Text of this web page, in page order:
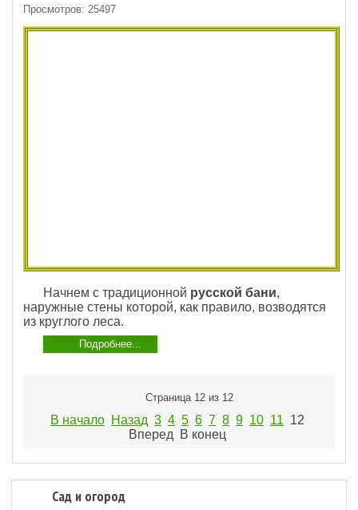
Просмотров: 25497
Начнем с традиционной русской бани,
наружные стены которой, как правило, возводятся
из круглого леса.
Подробнее...
Страница 12 из 12
В начало Назад 3 4 5 6 7 8 9 10 11 12
Вперед
В конец
Сад и огород